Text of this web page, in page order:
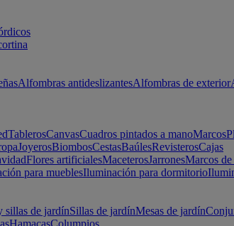
Alfombras antideslizantesAlfombras de exterior
TablerosCanvasCuadros pintados a manoMarcos
JoyerosBiombosCestasBaúlesRevisterosCajas
Flores artificialesMaceterosJarronesMarcos
para mueblesIluminación para dormitorio
sillas de jardínSillas de jardínMesas de jardín
HamacasColumpios